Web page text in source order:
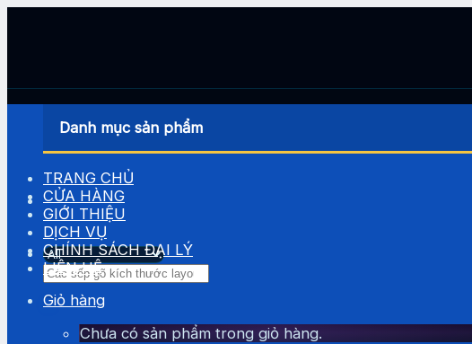
Tìm
kiếm:
Danh mục sản phẩm
TRANG CHỦ
CỬA HÀNG
GIỚI THIỆU
DỊCH VỤ
CHÍNH SÁCH ĐẠI LÝ
LIÊN HỆ
Giỏ hàng
Chưa có sản phẩm trong giỏ hàng.